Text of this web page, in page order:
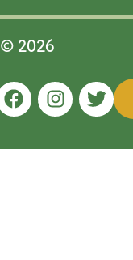
© 2026